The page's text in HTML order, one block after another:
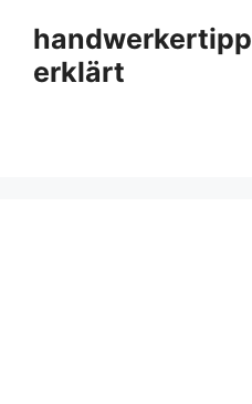
Inhalt
springen
erklärt